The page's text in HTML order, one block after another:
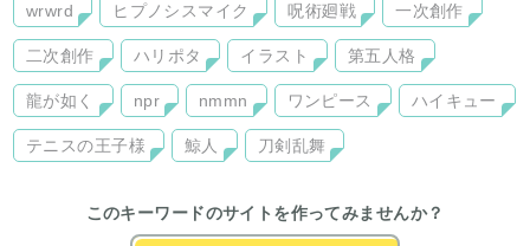
wrwrd ヒプノシスマイク 呪術廻戦 一次創作
二次創作 ハリポタ イラスト 第五人格
龍が如く npr nmmn ワンピース ハイキュー
テニスの王子様 鯨人 刀剣乱舞
このキーワードのサイトを作ってみませんか？